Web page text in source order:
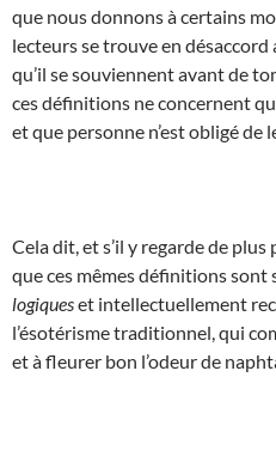
que nous donnons à certains
lecteurs se trouve en désaccord
qu’il se souviennent avant de
ces définitions ne concernent
et que personne n’est obligé de
Cela dit, et s’il y regarde de
que ces mêmes définitions sont
logiqueset intellectuellement
l’ésotérisme traditionnel, qui
et à fleurer bon l’odeur de